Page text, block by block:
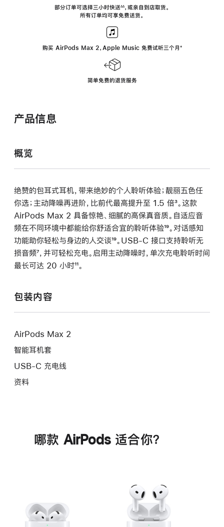
中
部分订单可选择三小时快送∆∆， 或亲自到店取货。
所有订单均可享免费送货。
购买 AirPods Max 2，Apple Music 免费试听三个月 ‍脚
‍⁺
简单免费的退货服务
产品信息
概览
绝赞的包耳式耳机，带来绝妙的个人聆听体验；靓丽五色任
你选；主动降噪再进阶，比前代最高提升至 1.5 倍脚
注
³。这款
AirPods Max 2 具备惊艳、细腻的高保真音质。自适应音
频在不同环境中都能给你舒适合宜的聆听体验脚
注
¹⁹。对话感知
功能助你轻松与身边的人交谈脚
注
¹⁹。USB-C 接口支持聆听无
损音频脚
注
⁷，并可轻松充电。启用主动降噪时，单次充电聆听时间
最长可达 20 小时脚
¹¹。
包装内容
AirPods Max 2
智能耳机套
USB-C 充电线
资料
哪款 AirPods 适合你？